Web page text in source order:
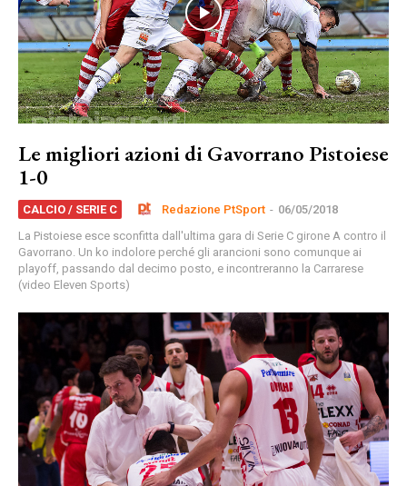
Le migliori azioni di Gavorrano Pistoiese
1-0
CALCIO / SERIE C Redazione PtSport - 06/05/2018
La Pistoiese esce sconfitta dall'ultima gara di Serie C girone A contro il
Gavorrano. Un ko indolore perché gli arancioni sono comunque ai
playoff, passando dal decimo posto, e incontreranno la Carrarese
(video Eleven Sports)